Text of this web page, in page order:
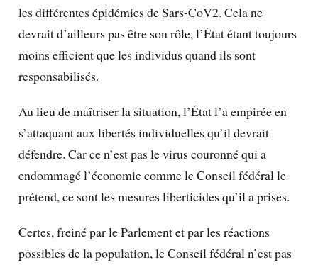
les différentes épidémies de Sars-CoV2. Cela ne
devrait d’ailleurs pas être son rôle, l’État étant toujours
moins efficient que les individus quand ils sont
responsabilisés.
Au lieu de maîtriser la situation, l’État l’a empirée en
s’attaquant aux libertés individuelles qu’il devrait
défendre. Car ce n’est pas le virus couronné qui a
endommagé l’économie comme le Conseil fédéral le
prétend, ce sont les mesures liberticides qu’il a prises.
Certes, freiné par le Parlement et par les réactions
possibles de la population, le Conseil fédéral n’est pas